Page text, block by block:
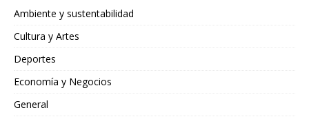
Ambiente y sustentabilidad
Cultura y Artes
Deportes
Economía y Negocios
General